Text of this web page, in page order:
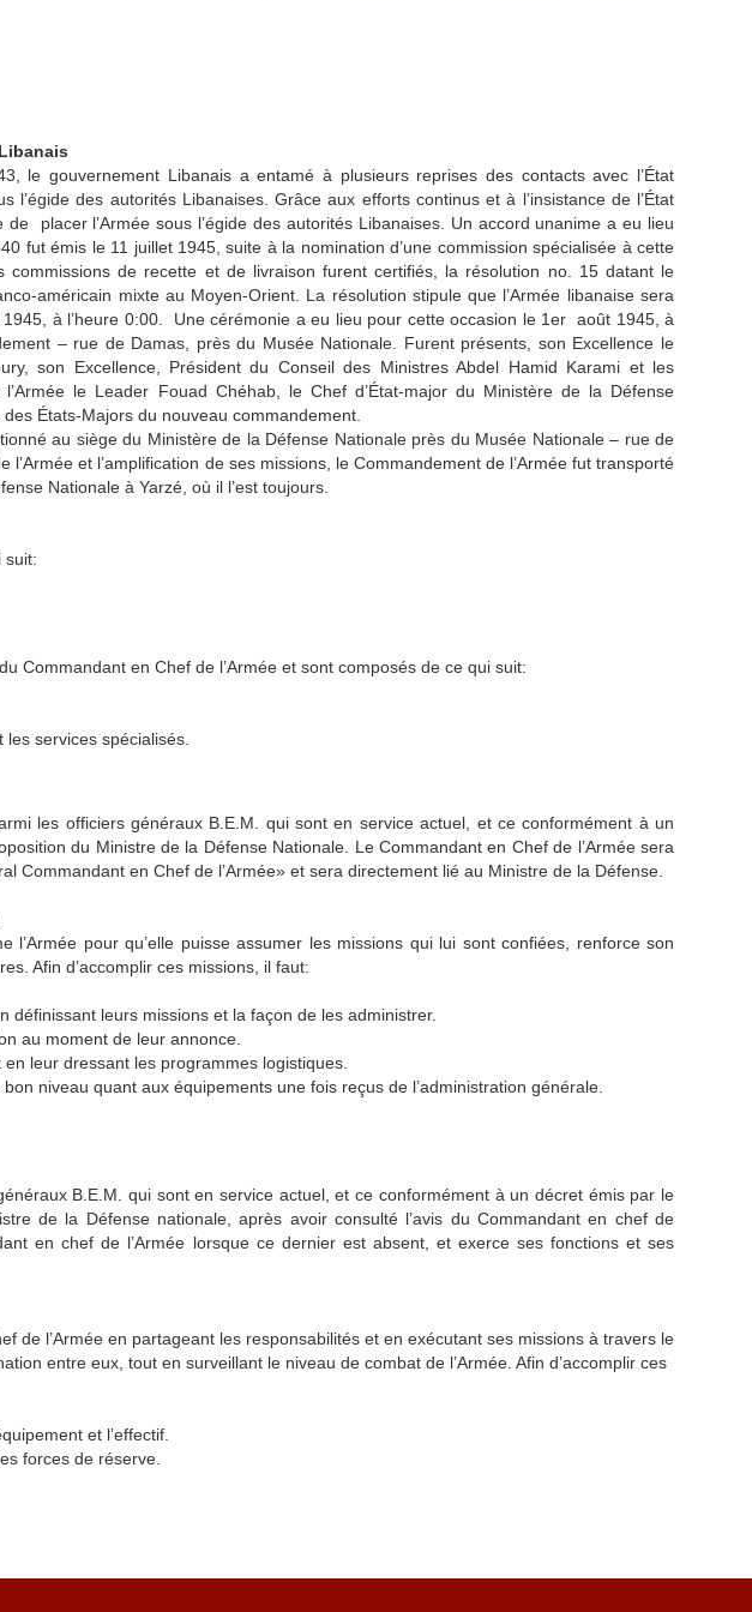
le gouvernement Libanais a entamé à plusieurs reprises des contacts avec l’État
l’égide des autorités Libanaises. Grâce aux efforts continus et à l’insistance de l’État
placer l’Armée sous l’égide des autorités Libanaises. Un accord unanime a eu lieu
fut émis le 11 juillet 1945, suite à la nomination d’une commission spécialisée à cette
de recette et de livraison furent certifiés, la résolution no. 15 datant le
américain mixte au Moyen-Orient. La résolution stipule que l’Armée libanaise sera
1945, à l’heure 0:00. Une cérémonie a eu lieu pour cette occasion le 1er août 1945, à
– rue de Damas, près du Musée Nationale. Furent présents, son Excellence le
son Excellence, Président du Conseil des Ministres Abdel Hamid Karami et les
le Leader Fouad Chéhab, le Chef d’État-major du Ministère de la Défense
États-Majors du nouveau commandement.
au siège du Ministère de la Défense Nationale près du Musée Nationale – rue de
l’Armée et l’amplification de ses missions, le Commandement de l’Armée fut transporté
Nationale à Yarzé, où il l’est toujours.
suit:
Commandant en Chef de l’Armée et sont composés de ce qui suit:
services spécialisés.
les officiers généraux B.E.M. qui sont en service actuel, et ce conformément à un
du Ministre de la Défense Nationale. Le Commandant en Chef de l’Armée sera
Commandant en Chef de l’Armée» et sera directement lié au Ministre de la Défense.
l’Armée pour qu’elle puisse assumer les missions qui lui sont confiées, renforce son
Afin d’accomplir ces missions, il faut:
leurs missions et la façon de les administrer.
au moment de leur annonce.
leur dressant les programmes logistiques.
niveau quant aux équipements une fois reçus de l’administration générale.
B.E.M. qui sont en service actuel, et ce conformément à un décret émis par le
de la Défense nationale, après avoir consulté l’avis du Commandant en chef de
en chef de l’Armée lorsque ce dernier est absent, et exerce ses fonctions et ses
de l’Armée en partageant les responsabilités et en exécutant ses missions à travers le
entre eux, tout en surveillant le niveau de combat de l’Armée. Afin d’accomplir ces
et l’effectif.
forces de réserve.